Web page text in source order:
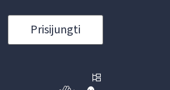
Prisijungti